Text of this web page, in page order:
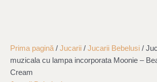
Prima pagină / Jucarii / Jucarii Bebelusi /
muzicala cu lampa incorporata Moonie –
Cream
Cantitate
Jucarie
muzicala